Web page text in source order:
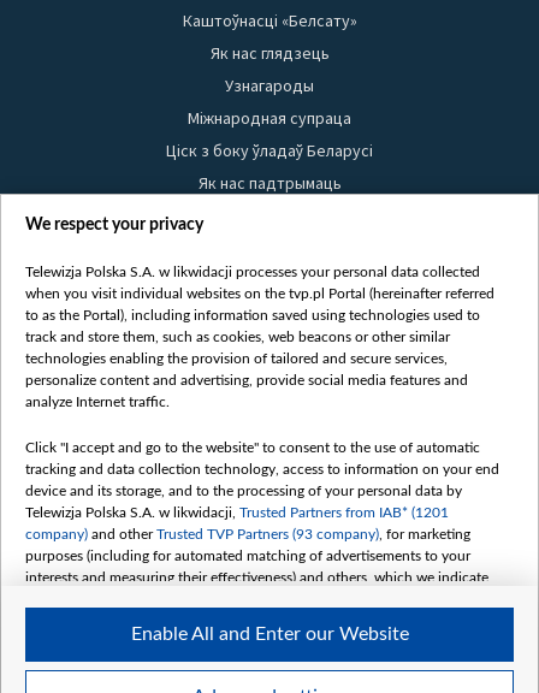
Каштоўнасці «Белсату»
Як нас глядзець
Узнагароды
Міжнародная супраца
Ціск з боку ўладаў Беларусі
Як нас падтрымаць
Правілы выкарыстання матэрыялаў
Бяспека
Youtube
Белсат news
Белсат Shorts
Жэстачайшы мульт
Belsat English
Biełsat PL
Белсат Now
Белсат History
Белсат Music
Белсат Doc
My consents
We respect your privacy
Telewizja Polska S.A. w likwidacji processes your personal data collected
when you visit individual websites on the tvp.pl Portal (hereinafter referred
to as the Portal), including information saved using technologies used to
track and store them, such as cookies, web beacons or other similar
technologies enabling the provision of tailored and secure services,
personalize content and advertising, provide social media features and
analyze Internet traffic.
Click "I accept and go to the website" to consent to the use of automatic
tracking and data collection technology, access to information on your end
device and its storage, and to the processing of your personal data by
Telewizja Polska S.A. w likwidacji, Trusted Partners from IAB* (1201
company) and otherTrusted TVP Partners (93 company) , for marketing
purposes (including for automated matching of advertisements to your
interests and measuring their effectiveness) and others, which we indicate
The purposes of processing your data by TVP S.A. w likwidacji are as
follows:
Enable All and Enter our Website